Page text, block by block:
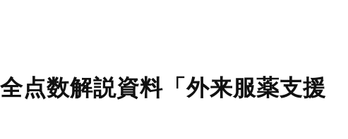
点数解説資料「外来服薬支援